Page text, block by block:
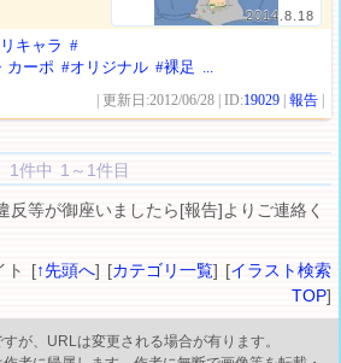
2014.8.18
キャラ #
カーポ #オリジナル #裸足 ...
| 更新日:2012/06/28 | ID:19029 |報告
1件中 1～1件目
反等が御座いましたら[報告]よりご連絡く
ト [↑先頭へ] [カテゴリ一覧] [イラスト検索
TOP]
が、URLは変更される場合が有ります。